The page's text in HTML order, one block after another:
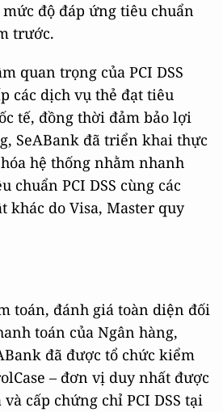
mức độ đáp ứng tiêu chuẩn
trước.
quan trọng của PCI DSS
các dịch vụ thẻ đạt tiêu
tế, đồng thời đảm bảo lợi
SeABank đã triển khai thực
hệ thống nhằm nhanh
chuẩn PCI DSS cùng các
khác do Visa, Master quy
toán, đánh giá toàn diện đối
toán của Ngân hàng,
đã được tổ chức kiểm
– đơn vị duy nhất được
cấp chứng chỉ PCI DSS tại